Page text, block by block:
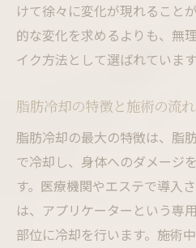
美容医療で話題の脂肪
脂肪冷却の最新ト
脂肪冷却 東京 医療
脂肪冷却のモニター
脂肪冷却体験者のリ
脂肪冷却クリニック
施術後のケアで脂肪冷
脂肪冷却後のアフ
けて徐々に変化が現れること
的な変化を求めるよりも、無
イク方法として選ばれています
脂肪冷却の特徴と施術の流
脂肪冷却の最大の特徴は、脂
で冷却し、身体へのダメージ
す。医療機関やエステで導入
は、アプリケーターという専
部位に冷却を行います。施術